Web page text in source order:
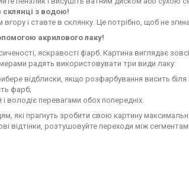
склянці з водою!
і ставте в склянку. Це потрібно, щоб не
акрилового лаку!
яскравості фарб. Картина виглядає
радять використовувати три види лаку:
відблиски, якщо розфарбування висить біля
фарб;
перевагами обох попередніх.
які прагнуть зробити свою картину
відтінки, розтушовуйте переходи між